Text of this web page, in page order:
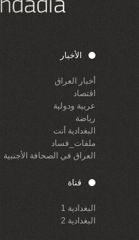
الأخبار
أخبار العراق
اقتصاد
عربية ودولية
رياضة
البغدادية أنت
ملفات_فساد
العراق في الصحافة الأجنبية
قناة
البغدادية 1
البغدادية 2